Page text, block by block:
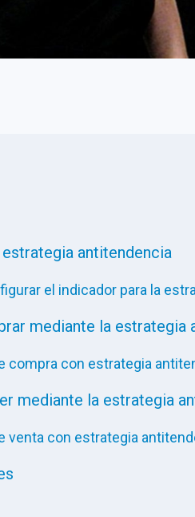
antitendencia
el indicador para la
mediante la estrategia
compra con estrategia
mediante la estrategia
venta con estrategia